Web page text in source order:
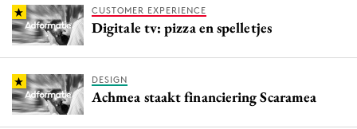
CUSTOMER EXPERIENCE
Digitale tv: pizza en spelletjes
DESIGN
Achmea staakt financiering Scaramea